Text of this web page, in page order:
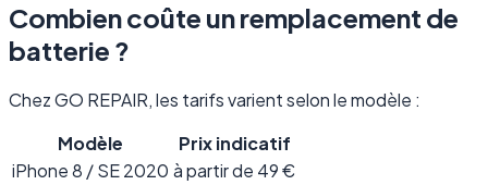
Combien coûte un remplacement de
batterie ?
Chez GO REPAIR, les tarifs varient selon le modèle :
Modèle
Prix indicatif
iPhone 8 / SE 2020 à partir de 49 €